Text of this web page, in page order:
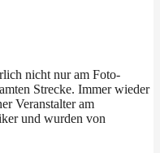
nicht nur am Foto-
Strecke. Immer wieder
Veranstalter am
und wurden von